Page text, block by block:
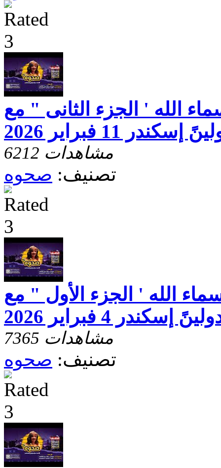
الله ' الجزء الثانى " مع
11 فبراير 2026
6212 مشاهدات
تصنيف: صحوه
الله ' الجزء الأول " مع
4 فبراير 2026
7365 مشاهدات
تصنيف: صحوه